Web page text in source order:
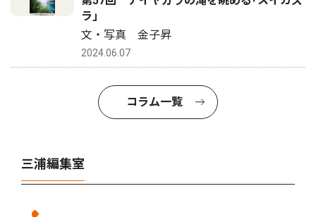
ラ｣
文・写真 金子昇
2024.06.07
コラム一覧
三浦編集室